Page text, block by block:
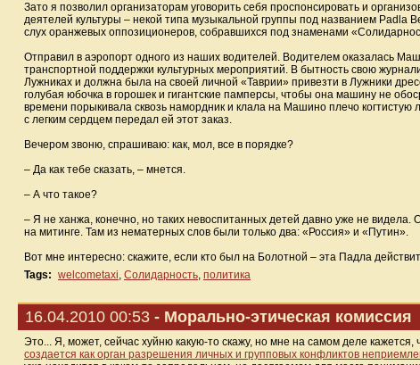
Зато я позволил организаторам уговорить себя проспонсировать и
деятелей культуры – некой типа музыкальной группы под названием
слух оранжевых оппозиционеров, собравшихся под знаменами
Отправил в аэропорт одного из наших водителей. Водителем оказалась
транспортной поддержки культурных мероприятий. В бытность свою
Лужниках и должна была на своей личной «Таврии» привезти в Лужники
голубая юбочка в горошек и гигантские памперсы, чтобы она машину не
времени порыкивала сквозь намордник и клала на Машино плечо
с легким сердцем передал ей этот заказ.
Вечером звоню, спрашиваю: как, мол, все в порядке?
– Да как тебе сказать, – мнется.
– А что такое?
– Я не ханжа, конечно, но таких невоспитанных детей давно уже не
на митинге. Там из нематерных слов были только два: «Россия» и «Путин».
Вот мне интересно: скажите, если кто был на Болотной – эта Падла
Tags: welcometaxi, Солидарность, политика
16.04.2010 00:53 - Морально-этическая комиссия
Это... Я, может, сейчас хуйню какую-то скажу, но мне на самом деле
создается как орган разрешения личных и групповых конфликтов